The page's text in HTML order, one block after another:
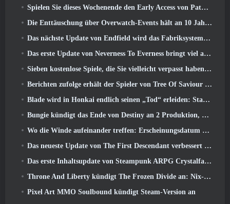
Spielen Sie dieses Wochenende den Early Access von Path of Exile 2 kostenlos
Die Enttäuschung über Overwatch-Events hält an 10 Jahresjubiläum
Das nächste Update von Endfield wird das Fabriksystem verbessern
Das erste Update von Neverness To Everness bringt viel auf den Tisch
Sieben kostenlose Spiele, die Sie vielleicht verpasst haben und die Teil des Steam Ocean Fest sind
Berichten zufolge erhält der Spieler von Tree Of Saviour einen Sonderpreis für die Ausgabe von 100.000 US-Dollar im Spiel
Blade wird in Honkai endlich seinen „Tod“ erleiden: Star Rail-Version 4.3
Bungie kündigt das Ende von Destiny an 2 Produktion, während sie sich auf die Arbeit an neuen Projekten vorbereiten
Wo die Winde aufeinander treffen: Erscheinungsdatum der Erweiterung „Imperial Palace“ bekannt gegeben
Das neueste Update von The First Descendant verbessert den Farming-Loop und aktualisiert den Onslaught-Modus
Das erste Inhaltsupdate von Steampunk ARPG Crystalfall soll auf „wichtige Spielerbedenken“ eingehen
Throne And Liberty kündigt The Frozen Divide an: Nix-Update
Pixel Art MMO Soulbound kündigt Steam-Version an